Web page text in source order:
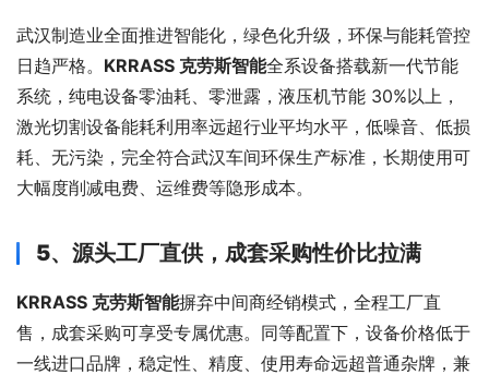
武汉制造业全面推进智能化，绿色化升级，环保与能耗管控
日趋严格。 KRRASS 克劳斯智能全系设备搭载新一代节能
系统，纯电设备零油耗、零泄露，液压机节能 30%以上，
激光切割设备能耗利用率远超行业平均水平，低噪音、低损
耗、无污染，完全符合武汉车间环保生产标准，长期使用可
大幅度削减电费、运维费等隐形成本。
5、源头工厂直供，成套采购性价比拉满
KRRASS 克劳斯智能摒弃中间商经销模式，全程工厂直
售，成套采购可享受专属优惠。同等配置下，设备价格低于
一线进口品牌，稳定性、精度、使用寿命远超普通杂牌，兼